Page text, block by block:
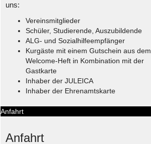
uns:
Vereinsmitglieder
Schüler, Studierende, Auszubildende
ALG- und Sozialhilfeempfänger
Kurgäste mit einem Gutschein aus dem
Welcome-Heft in Kombination mit der
Gastkarte
Inhaber der JULEICA
Inhaber der Ehrenamtskarte
Anfahrt
Anfahrt